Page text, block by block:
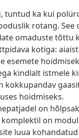
tuntud ka kui
rotang.
omaduste tõttu
kotiga:
esemete
kindlalt istmele
kokkupandav
hoidmiseks.
on
on
luua